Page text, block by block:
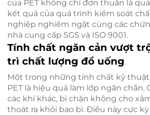
của PET không chỉ đơn thuần là
kết quả của quá trình kiểm soát
nghiệp nghiêm ngặt cùng các
nhà cung cấp SGS và ISO 9001.
Tính chất ngăn cản vượt
trì chất lượng đồ uống
Một trong những tính chất kỹ
PET là hiệu quả làm lớp ngăn chắn.
các khí khác, bị chặn không cho
thoát ra khỏi bao bì. Điều này cực